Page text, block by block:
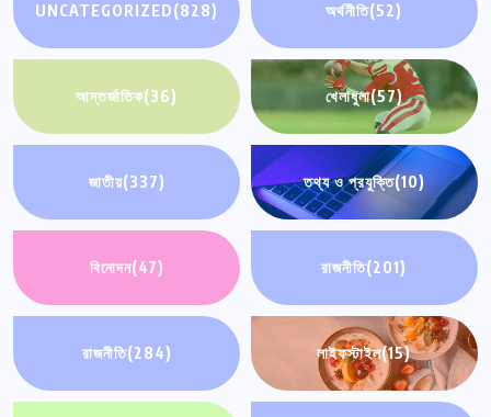
UNCATEGORIZED(828) অর্থনীতি(52)
আন্তর্জাতিক(36) খেলাধুলা(57)
জাতীয়(337) তথ্য ও প্রযুক্তি(10)
বিনোদন(47) রাজনীতি(201)
রাজনীতি(284) লাইফস্টাইল(15)